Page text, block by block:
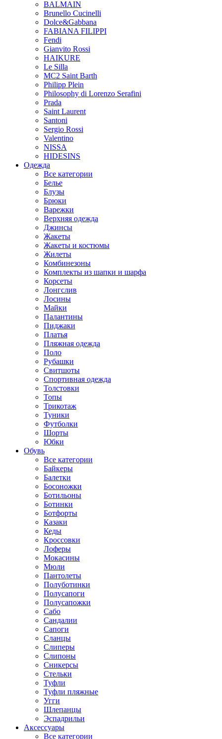
BALMAIN
Brunello Cucinelli
Dolce&Gabbana
FABIANA FILIPPI
Fendi
Gianvito Rossi
HAIKURE
Le Silla
MC2 Saint Barth
Philipp Plein
Philosophy di Lorenzo Serafini
Prada
Saint Laurent
Santoni
Sergio Rossi
Valentino
NISSA
HIDESINS
Одежда
Все категории
Белье
Блузы
Брюки
Варежки
Верхняя одежда
Джинсы
Жакеты
Жакеты и костюмы
Жилеты
Комбинезоны
Комплекты из шапки и шарфа
Корсеты
Лонгслив
Лосины
Майки
Палантины
Пиджаки
Платья
Пляжная одежда
Поло
Рубашки
Свитшоты
Спортивная одежда
Толстовки
Топы
Трикотаж
Туники
Футболки
Шорты
Юбки
Обувь
Все категории
Байкеры
Балетки
Босоножки
Ботильоны
Ботинки
Ботфорты
Казаки
Кеды
Кроссовки
Лоферы
Мокасины
Мюли
Пантолеты
Полуботинки
Полусапоги
Полусапожки
Сабо
Сандалии
Сапоги
Сланцы
Слиперы
Слипоны
Сникерсы
Стельки
Туфли
Туфли пляжные
Угги
Шлепанцы
Эспадрильи
Аксессуары
Все категории